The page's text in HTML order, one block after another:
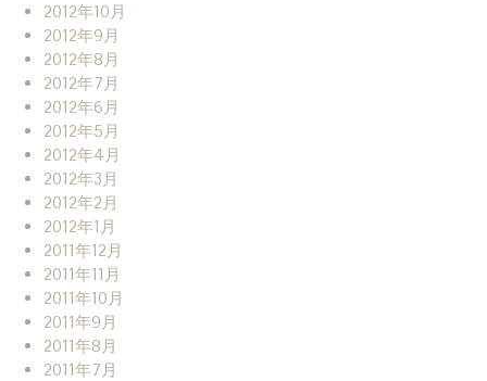
2012年10月
2012年9月
2012年8月
2012年7月
2012年6月
2012年5月
2012年4月
2012年3月
2012年2月
2012年1月
2011年12月
2011年11月
2011年10月
2011年9月
2011年8月
2011年7月